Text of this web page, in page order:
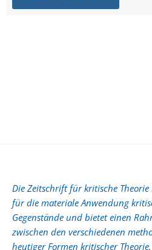
Die Zeitschrift für kritische
für die materiale Anwendung
Gegenstände und bietet einen
zwischen den verschiedenen
heutiger Formen kritischer